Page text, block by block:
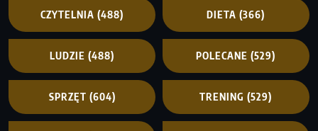
CZYTELNIA (488) DIETA (366)
LUDZIE (488) POLECANE (529)
SPRZĘT (604) TRENING (529)